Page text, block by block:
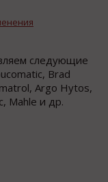
следующие
Brad
Argo Hytos,
Mahle и др.